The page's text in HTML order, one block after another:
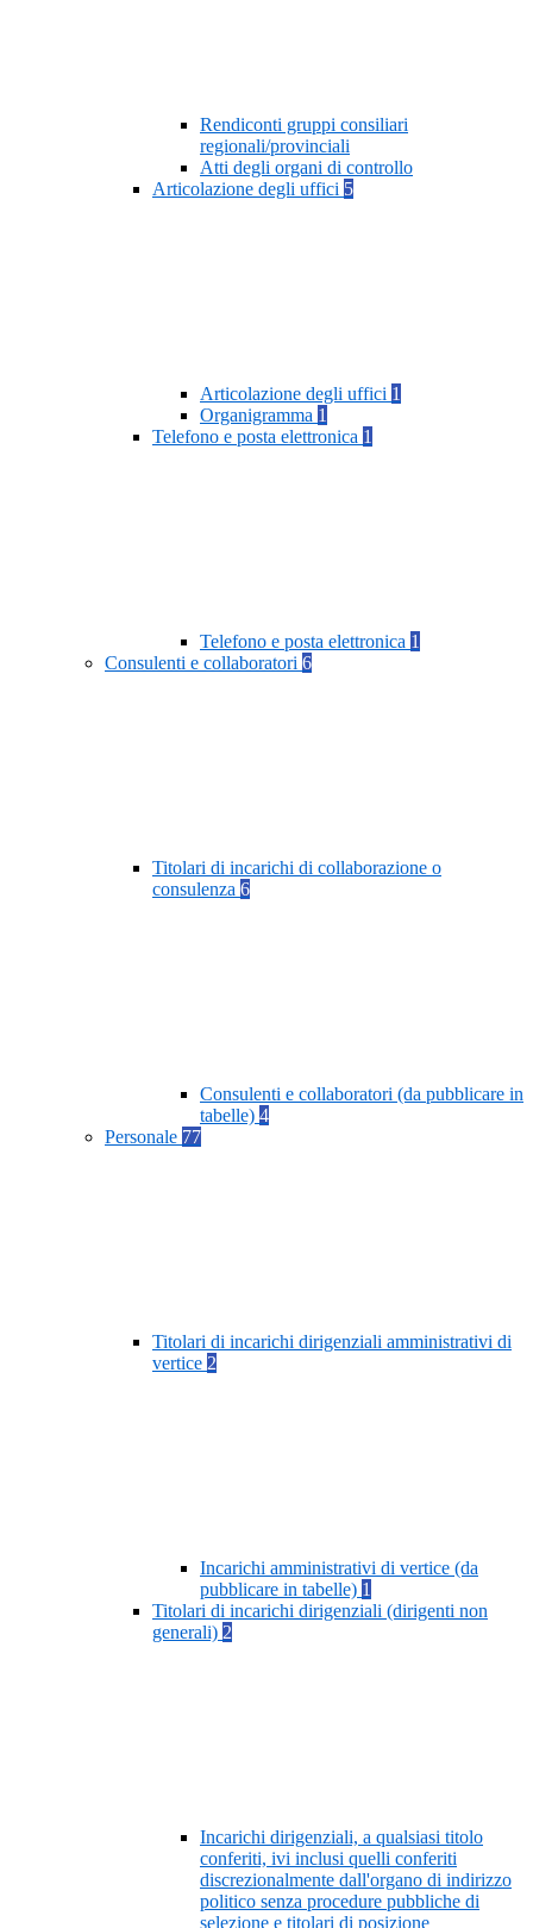
Rendiconti gruppi consiliari
regionali/provinciali
Atti degli organi di controllo
Articolazione degli uffici 5
Articolazione degli uffici 1
Organigramma 1
Telefono e posta elettronica 1
Telefono e posta elettronica 1
Consulenti e collaboratori 6
Titolari di incarichi di collaborazione o
consulenza 6
Consulenti e collaboratori (da pubblicare in
tabelle) 4
Personale 77
Titolari di incarichi dirigenziali amministrativi di
vertice 2
Incarichi amministrativi di vertice (da
pubblicare in tabelle) 1
Titolari di incarichi dirigenziali (dirigenti non
generali) 2
Incarichi dirigenziali, a qualsiasi titolo
conferiti, ivi inclusi quelli conferiti
discrezionalmente dall'organo di indirizzo
politico senza procedure pubbliche di
selezione e titolari di posizione